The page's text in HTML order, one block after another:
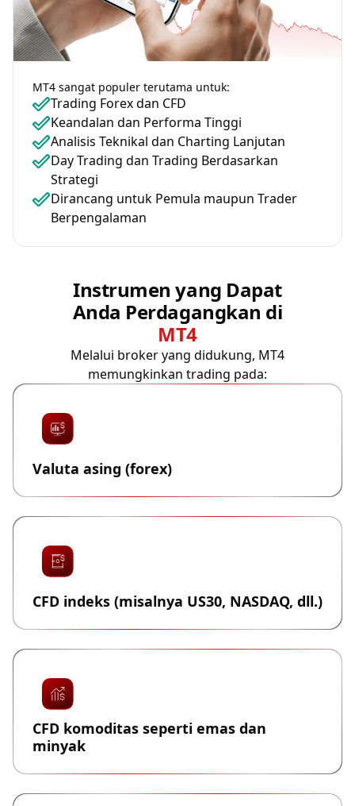
MT4 sangat populer terutama untuk:
Trading Forex dan CFD
Keandalan dan Performa Tinggi
Analisis Teknikal dan Charting Lanjutan
Day Trading dan Trading Berdasarkan
Strategi
Dirancang untuk Pemula maupun Trader
Berpengalaman
Instrumen yang Dapat
Anda Perdagangkan di
MT4
Melalui broker yang didukung, MT4
memungkinkan trading pada:
Valuta asing (forex)
CFD indeks (misalnya US30, NASDAQ, dll.)
CFD komoditas seperti emas dan
minyak